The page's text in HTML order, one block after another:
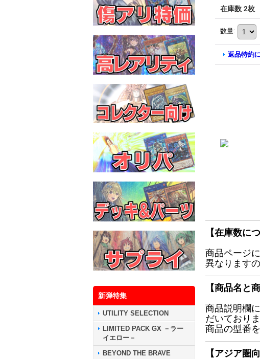
新弾特集
UTILITY SELECTION
LIMITED PACK GX －ラー
イエロー－
BEYOND THE BRAVE
在庫数 2枚
数量:
返品特約
【在庫数に
商品ページ
異なります
【商品名と
商品説明欄
だいており
商品の型番
【アジア圏